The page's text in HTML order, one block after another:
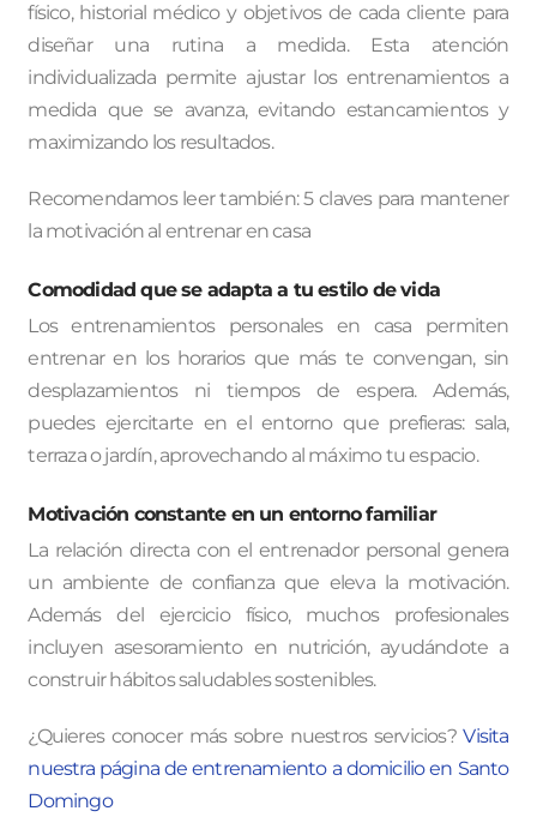
físico, historial médico y objetivos de cada cliente para
diseñar una rutina a medida. Esta atención
individualizada permite ajustar los entrenamientos a
medida que se avanza, evitando estancamientos y
maximizando los resultados.
Recomendamos leer también: 5 claves para mantener
la motivación al entrenar en casa
Comodidad que se adapta a tu estilo de vida
Los entrenamientos personales en casa permiten
entrenar en los horarios que más te convengan, sin
desplazamientos ni tiempos de espera. Además,
puedes ejercitarte en el entorno que prefieras: sala,
terraza o jardín, aprovechando al máximo tu espacio.
Motivación constante en un entorno familiar
La relación directa con el entrenador personal genera
un ambiente de confianza que eleva la motivación.
Además del ejercicio físico, muchos profesionales
incluyen asesoramiento en nutrición, ayudándote a
construir hábitos saludables sostenibles.
¿Quieres conocer más sobre nuestros servicios?Visita
nuestra página de entrenamiento a domicilio en Santo
Domingo